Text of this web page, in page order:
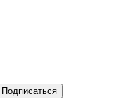
Подписаться